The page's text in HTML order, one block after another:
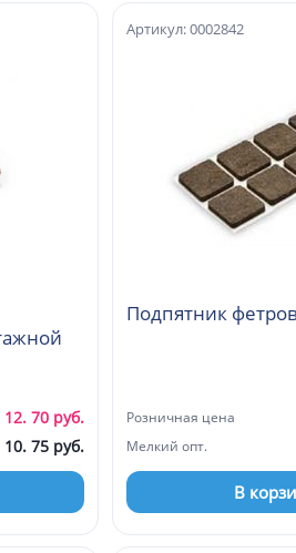
12. 70 руб.
10. 75 руб.
Подпятник
Артикул: 0002842
Розничная цена
Мелкий опт.
В